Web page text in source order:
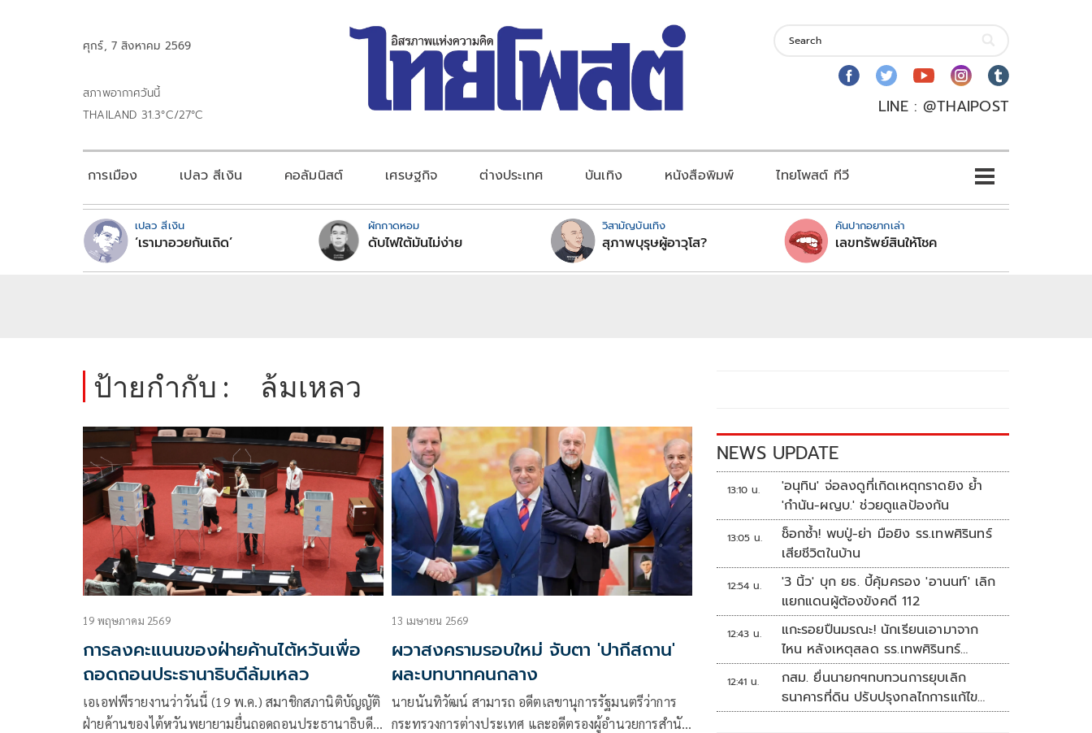
ศุกร์, 7 สิงหาคม 2569
สภาพอากาศวันนี้
THAILAND 31.3°C/27°C
LINE : @THAIPOST
การเมือง เปลว สีเงิน คอลัมนิสต์ เศรษฐกิจ ต่างประเทศ บันเทิง หนังสือพิมพ์ ไทยโพสต์ ทีวี
เปลว สีเงิน
‘เรามาอวยกันเถิด’
ผักกาดหอม
ดับไฟใต้มันไม่ง่าย
วิสามัญบันเทิง
สุภาพบุรุษผู้อาวุโส?
คันปากอยากเล่า
เลขทรัพย์สินให้โชค
ป้ายกำกับ : ล้มเหลว
19 พฤษภาคม 2569
การลงคะแนนของฝ่ายค้านไต้หวันเพื่อ
ถอดถอนประธานาธิบดีล้มเหลว
เอเอฟพีรายงานว่าวันนี้ (19 พ.ค.) สมาชิกสภานิติบัญญัติ
ฝ่ายค้านของไต้หวันพยายามยื่นถอดถอนประธานาธิบดี
13 เมษายน 2569
ผวาสงครามรอบใหม่ จับตา 'ปากีสถาน'
ผละบทบาทคนกลาง
นายนันทิวัฒน์ สามารถ อดีตเลขานุการรัฐมนตรีว่าการ
กระทรวงการต่างประเทศ และอดีตรองผู้อำนวยการสำนัก
NEWS UPDATE
13:10 น.
'อนุทิน' จ่อลงดูที่เกิดเหตุกราดยิง ย้ำ
'กำนัน-ผญบ.' ช่วยดูแลป้องกัน
13:05 น.
ช็อกซ้ำ! พบปู่-ย่า มือยิง รร.เทพศิรินทร์
เสียชีวิตในบ้าน
12:54 น.
'3 นิ้ว' บุก ยธ. บี้คุ้มครอง 'อานนท์' เลิก
แยกแดนผู้ต้องขังคดี 112
12:43 น.
แกะรอยปืนมรณะ! นักเรียนเอามาจาก
ไหน หลังเหตุสลด รร.เทพศิรินทร์
นนทบุรี
12:41 น.
กสม. ยื่นนายกฯทบทวนการยุบเลิก
ธนาคารที่ดิน ปรับปรุงกลไกการแก้ไข
ปัญหาความเหลื่อมล้ำ